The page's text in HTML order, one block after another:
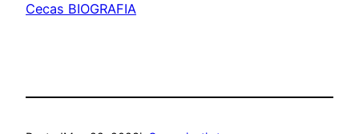
Cecas BIOGRAFIA